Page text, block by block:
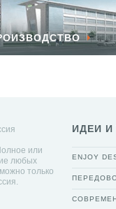
или
любых
только
ИДЕИ И
ENJOY